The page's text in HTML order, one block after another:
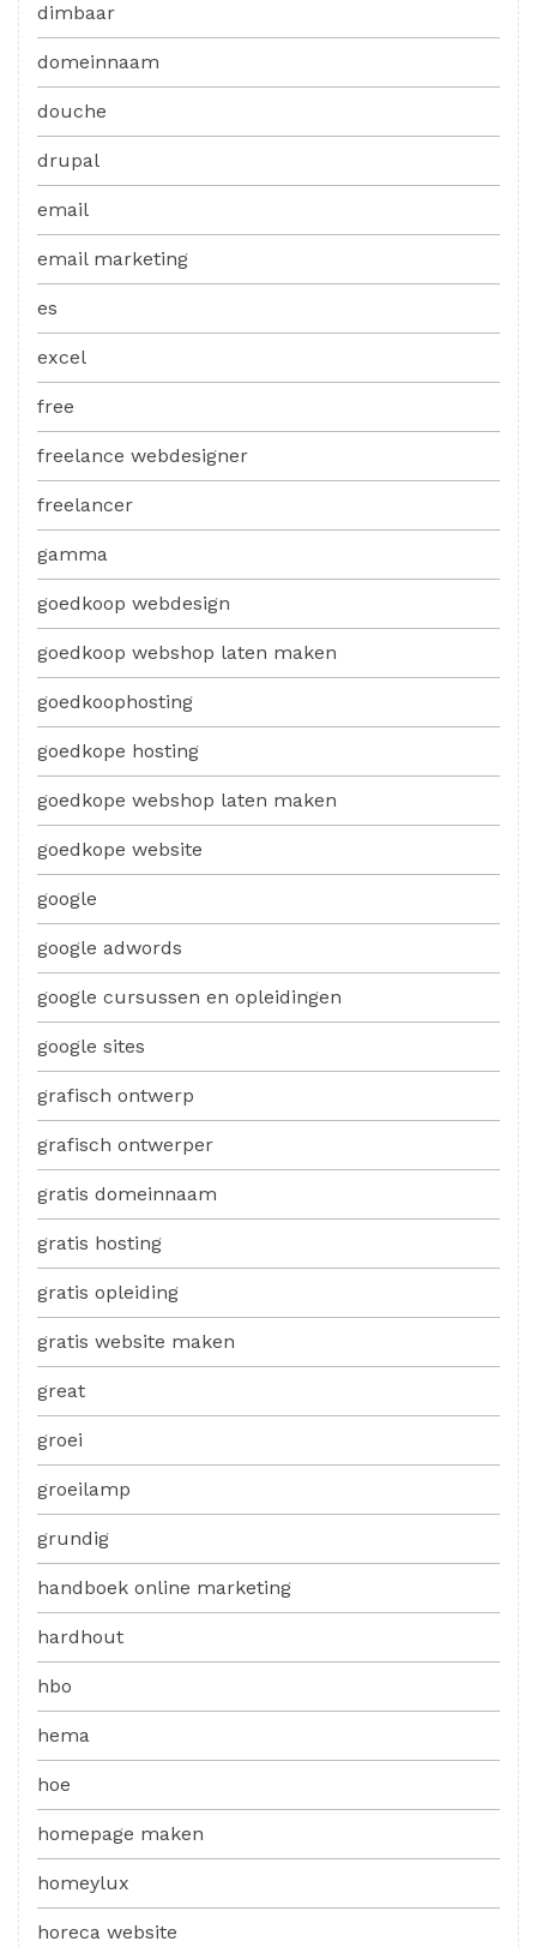
dimbaar
domeinnaam
douche
drupal
email
email marketing
es
excel
free
freelance webdesigner
freelancer
gamma
goedkoop webdesign
goedkoop webshop laten maken
goedkoophosting
goedkope hosting
goedkope webshop laten maken
goedkope website
google
google adwords
google cursussen en opleidingen
google sites
grafisch ontwerp
grafisch ontwerper
gratis domeinnaam
gratis hosting
gratis opleiding
gratis website maken
great
groei
groeilamp
grundig
handboek online marketing
hardhout
hbo
hema
hoe
homepage maken
homeylux
horeca website